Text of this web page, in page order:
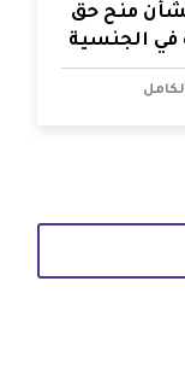
منح حق
في الجنسية